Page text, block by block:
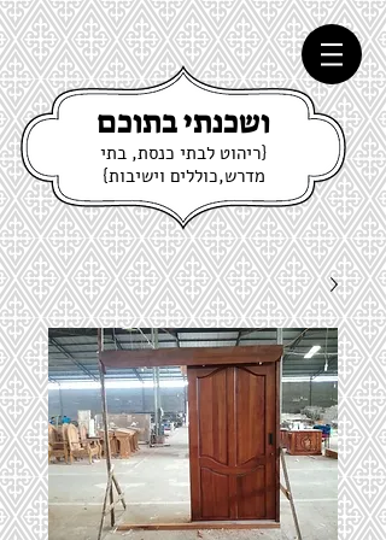
ושכנתי בתוכם
{ריהוט לבתי כנסת, בתי
מדרש,כוללים וישיבות}